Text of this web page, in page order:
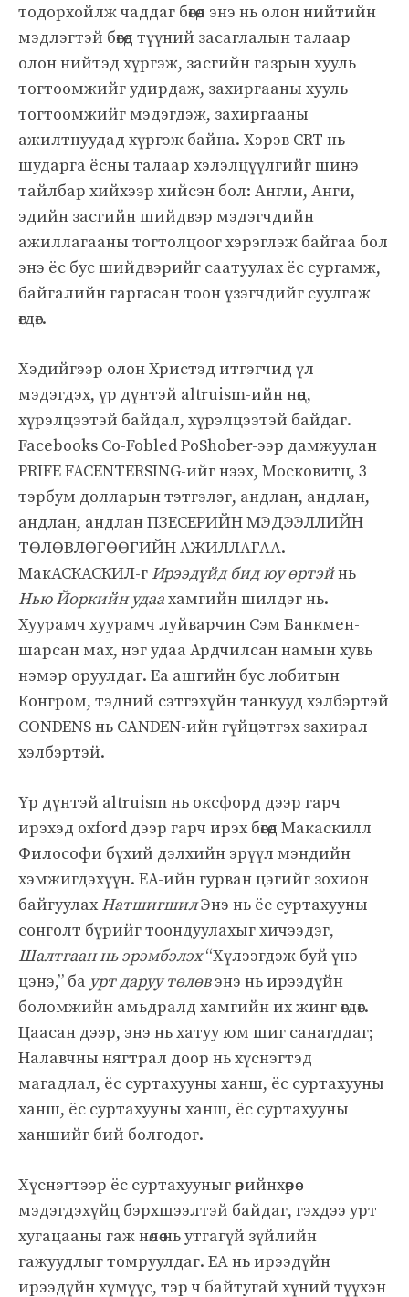
тодорхойлж чаддаг бөгөөд энэ нь олон нийтийн
мэдлэгтэй бөгөөд түүний засаглалын талаар
олон нийтэд хүргэж, засгийн газрын хууль
тогтоомжийг удирдаж, захиргааны хууль
тогтоомжийг мэдэгдэж, захиргааны
ажилтнуудад хүргэж байна. Хэрэв CRT нь
шударга ёсны талаар хэлэлцүүлгийг шинэ
тайлбар хийхээр хийсэн бол: Англи, Анги,
эдийн засгийн шийдвэр мэдэгчдийн
ажиллагааны тогтолцоог хэрэглэж байгаа бол
энэ ёс бус шийдвэрийг саатуулах ёс сургамж,
байгалийн гаргасан тоон үзэгчдийг суулгаж
өгдөг.
Хэдийгээр олон Христэд итгэгчид үл
мэдэгдэх, үр дүнтэй altruism-ийн нөөц,
хүрэлцээтэй байдал, хүрэлцээтэй байдаг.
Facebooks Co-Fobled PoShober-ээр дамжуулан
PRIFE FACENTERSING-ийг нээх, Московитц, 3
тэрбум долларын тэтгэлэг, андлан, андлан,
андлан, андлан ПЗЕСЕРИЙН МЭДЭЭЛЛИЙН
ТӨЛӨВЛӨГӨӨГИЙН АЖИЛЛАГАА.
МакАСКАСКИЛ-г Ирээдүйд бид юу өртэйнь
Нью Йоркийн удаахамгийн шилдэг нь.
Хуурамч хуурамч луйварчин Сэм Банкмен-
шарсан мах, нэг удаа Ардчилсан намын хувь
нэмэр оруулдаг. Ea ашгийн бус лобитын
Конгром, тэдний сэтгэхүйн танкууд хэлбэртэй
CONDENS нь CANDEN-ийн гүйцэтгэх захирал
хэлбэртэй.
Үр дүнтэй altruism нь оксфорд дээр гарч
ирэхэд oxford дээр гарч ирэх бөгөөд Макаскилл
Философи бүхий дэлхийн эрүүл мэндийн
хэмжигдэхүүн. EA-ийн гурван цэгийг зохион
байгуулахНатшигшилЭнэ нь ёс суртахууны
сонголт бүрийг тоондуулахыг хичээдэг,
Шалтгаан нь эрэмбэлэх“Хүлээгдэж буй үнэ
цэнэ,” ба урт даруу төлөвэнэ нь ирээдүйн
боломжийн амьдралд хамгийн их жинг өгдөг.
Цаасан дээр, энэ нь хатуу юм шиг санагддаг;
Налавчны нягтрал доор нь хүснэгтэд
магадлал, ёс суртахууны ханш, ёс суртахууны
ханш, ёс суртахууны ханш, ёс суртахууны
ханшийг бий болгодог.
Хүснэгтээр ёс суртахууныг өөрийнхөөрөө
мэдэгдэхүйц бэрхшээлтэй байдаг, гэхдээ урт
хугацааны гаж нөлөө нь утгагүй зүйлийн
гажуудлыг томруулдаг. EA нь ирээдүйн
ирээдүйн хүмүүс, тэр ч байтугай хүний ​​түүхэн